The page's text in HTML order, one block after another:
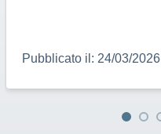
Pubblicato il: 24/03/2026